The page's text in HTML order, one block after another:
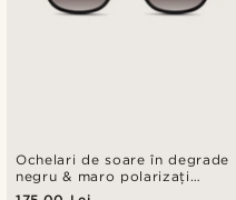
Ochelari de soare în degrade
negru & maro polarizați
double-bridge